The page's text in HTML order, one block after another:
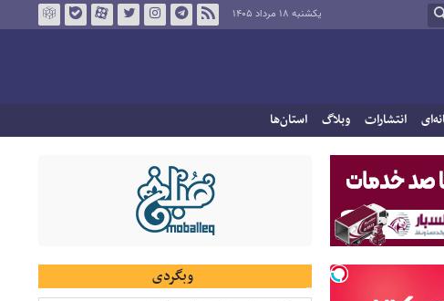
یکشنبه ۱۸ مرداد ۱۴۰۵
انتشارات وبلاگ استان‌ها
وبگردی